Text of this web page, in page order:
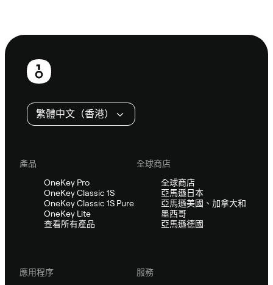
頁
繁體中文（香港）
產品
OneKey Pro
OneKey Classic 1S
OneKey Classic 1S Pure
OneKey Lite
查看所有產品
全球商店
全球商店
亞馬遜日本
亞馬遜美國、加拿大和
墨西哥
亞馬遜德國
應用程序
服務